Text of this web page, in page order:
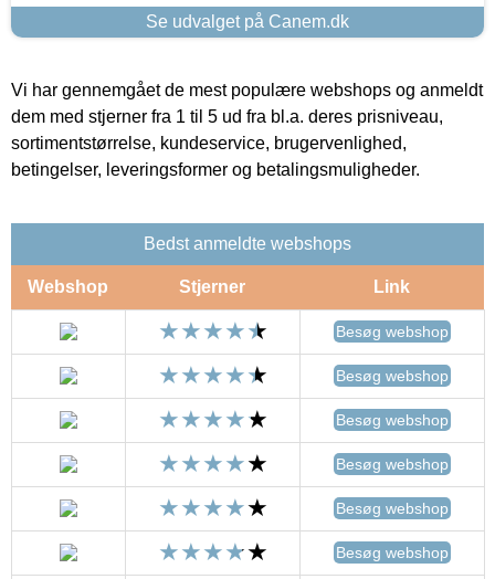
Se udvalget på Canem.dk
Vi har gennemgået de mest populære webshops og anmeldt
dem med stjerner fra 1 til 5 ud fra bl.a. deres prisniveau,
sortimentstørrelse, kundeservice, brugervenlighed,
betingelser, leveringsformer og betalingsmuligheder.
Bedst anmeldte webshops
Webshop Stjerner Link
Besøg webshop
Besøg webshop
Besøg webshop
Besøg webshop
Besøg webshop
Besøg webshop